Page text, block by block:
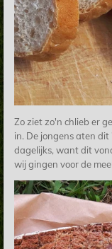
Zo ziet zo'n chlieb er
in. De jongens aten
dagelijks, want dit
wij gingen voor de